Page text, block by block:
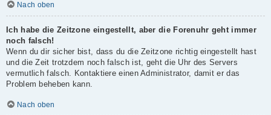
Nach oben
Ich habe die Zeitzone eingestellt, aber die Forenuhr geht immer
noch falsch!
Wenn du dir sicher bist, dass du die Zeitzone richtig eingestellt hast
und die Zeit trotzdem noch falsch ist, geht die Uhr des Servers
vermutlich falsch. Kontaktiere einen Administrator, damit er das
Problem beheben kann.
Nach oben